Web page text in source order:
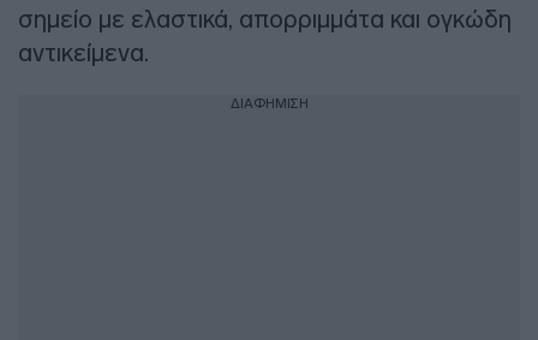
σημείο με ελαστικά, απορριμμάτα και ογκώδη
αντικείμενα.
ΔΙΑΦΗΜΙΣΗ